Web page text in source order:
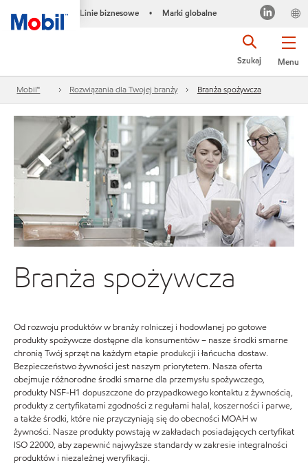
Linie biznesowe • Marki globalne
Menu
Szukaj
Mobil™ Rozwiązania dla Twojej branży Branża spożywcza
Branża spożywcza
Od rozwoju produktów w branży rolniczej i hodowlanej po gotowe
produkty spożywcze dostępne dla konsumentów – nasze środki smarne
chronią Twój sprzęt na każdym etapie produkcji i łańcucha dostaw.
Bezpieczeństwo żywności jest naszym priorytetem. Nasza oferta
obejmuje różnorodne środki smarne dla przemysłu spożywczego,
produkty NSF-H1 dopuszczone do przypadkowego kontaktu z żywnością,
produkty z certyfikatami zgodności z regułami halal, koszerności i parwe,
a także środki, które nie przyczyniają się do obecności MOAH w
żywności. Nasze produkty powstają w zakładach posiadających certyfikat
ISO 22000, aby zapewnić najwyższe standardy w zakresie integralności
produktów i niezależnej weryfikacji.